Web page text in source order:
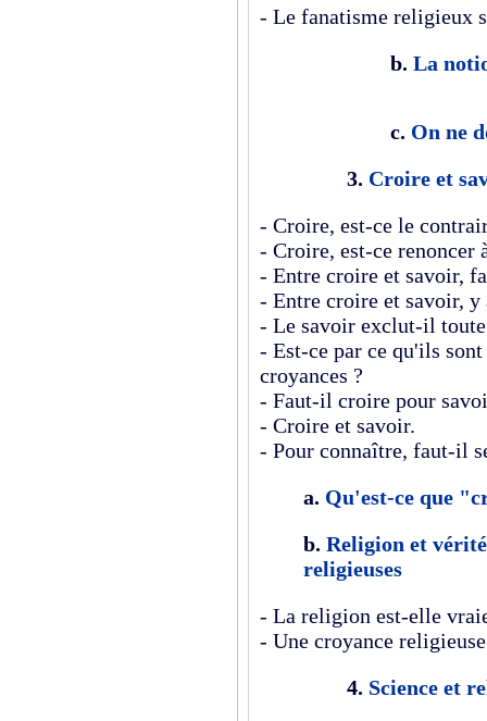
- Le fanatisme religieux
b. La
c. On ne
3. Croire et
- Croire, est-ce le
- Croire, est-ce renoncer
- Entre croire et savoir,
- Entre croire et savoir,
- Le savoir exclut-il
- Est-ce par ce qu'ils
croyances ?
- Faut-il croire pour
- Croire et savoir.
- Pour connaître, faut-il
a. Qu'est-ce que
b. Religion et
religieuses
- La religion est-elle
- Une croyance
4. Science et